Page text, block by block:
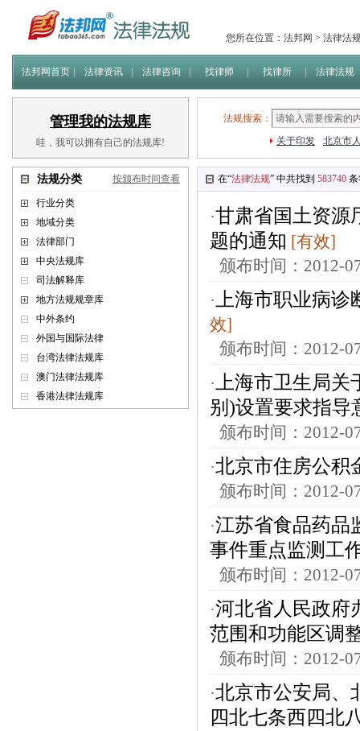
您所在位置： 法邦网 > 法律法
法邦网首页 法律资讯 法律咨询 找律师 找律所 法律法规
管理我的法规库
哇，我可以拥有自己的法规库!
法规分类 按颁布时间查看
行业分类
地域分类
法律部门
中央法规库
司法解释库
地方法规规章库
中外条约
外国与国际法律
台湾法律法规库
澳门法律法规库
香港法律法规库
法规搜索：
关于印发
北京市
在“法律法规” 中共找到 583740
·甘肃省国土资源
题的通知 [有效]
颁布时间：2012-
·
上海市职业病
效]
颁布时间：2012-
·
上海市卫生局
别)设置要求指导
颁布时间：2012-
·北京市住房公积
颁布时间：2012-
·江苏省食品药品
事件重点监测工
颁布时间：2012-
·河北省人民政府
范围和功能区调
颁布时间：2012-
·北京市公安局、
四北七条西四北